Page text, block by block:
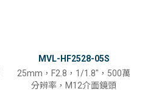
MVL-HF2528-05S
25mm，F2.8，1/1.8"，500萬
分辨率，M12介面鏡頭